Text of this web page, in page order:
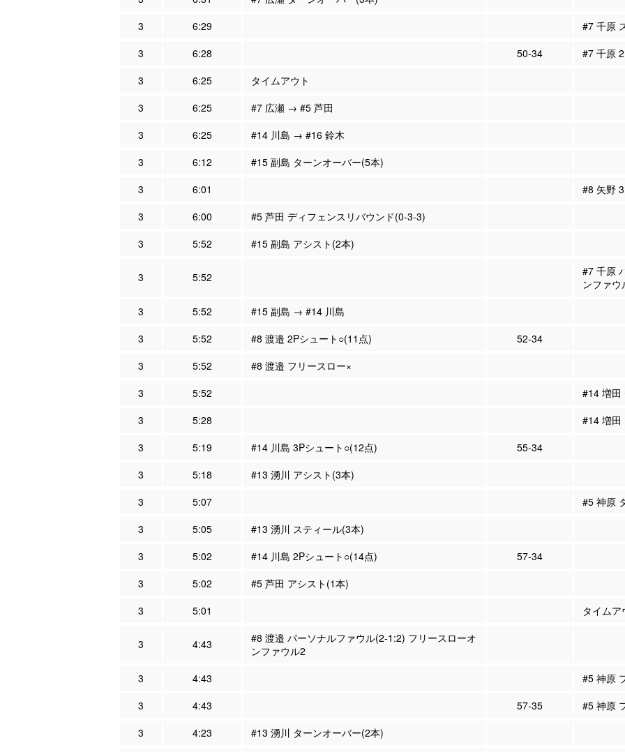
3
6:29
#7 千原
3
6:28 50-34
#7 千原
3
6:25
タイムアウト
3
6:25
#7 広瀬 → #5 芦田
3
6:25
#14 川島 → #16 鈴木
3
6:12
#15 副島 ターンオーバー(5本)
3
6:01
#8 矢野
3
6:00
#5 芦田 ディフェンスリバウンド(0-3-3)
3
5:52 #15 副島 アシスト(2本)
3 5:52
#7 千原
ンファウ
3
5:52
#15 副島 → #14 川島
3
5:52 #8 渡邉 2Pシュート○(11点)
52-34
3
5:52
#8 渡邉 フリースロー×
3
5:52
#14 増田
3
5:28
#14 増田
3
5:19 #14 川島 3Pシュート○(12点)
55-34
3
5:18
#13 湧川 アシスト(3本)
3
5:07
#5 神原
3
5:05
#13 湧川 スティール(3本)
3
5:02 #14 川島 2Pシュート○(14点)
57-34
3
5:02
#5 芦田 アシスト(1本)
3
5:01 タイムア
3 4:43
#8 渡邉 パーソナルファウル(2-1:2) フリースローオ
ンファウル2
3
4:43
#5 神原
3
4:43 57-35
#5 神原
3
4:23 #13 湧川 ターンオーバー(2本)